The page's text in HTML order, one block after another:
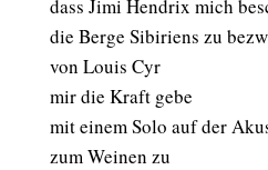
dass Jimi Hendrix mich
die Berge Sibiriens zu
von Louis Cyr
mir die Kraft gebe
mit einem Solo auf der
zum Weinen zu